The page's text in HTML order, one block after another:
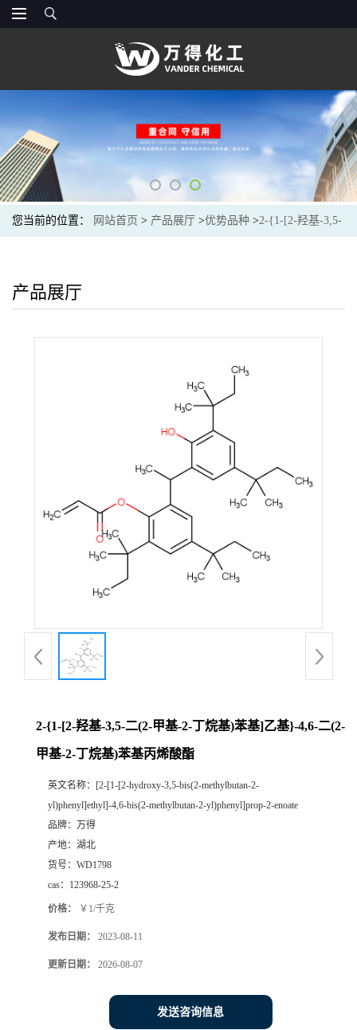
您当前的位置： 网站首页 > 产品展厅 >优势品种 >2-{1-[2-羟基-3,5-
酯
产品展厅
2-{1-[2-羟基-3,5-二(2-甲基-2-丁烷基)苯基]乙基}-4,6-二(2-
甲基-2-丁烷基)苯基丙烯酸酯
英文名称： [2-[1-[2-hydroxy-3,5-bis(2-methylbutan-2-
yl)phenyl]ethyl]-4,6-bis(2-methylbutan-2-yl)phenyl]prop-2-enoate
品牌： 万得
产地： 湖北
货号： WD1798
cas： 123968-25-2
价格： ￥1/千克
发布日期： 2023-08-11
更新日期： 2026-08-07
发送咨询信息